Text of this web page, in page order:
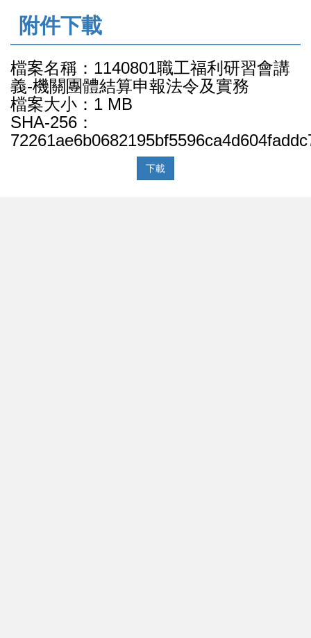
附件下載
檔案名稱：1140801職工福利研習會講
義-機關團體結算申報法令及實務
檔案大小：1 MB
SHA-256：
下載